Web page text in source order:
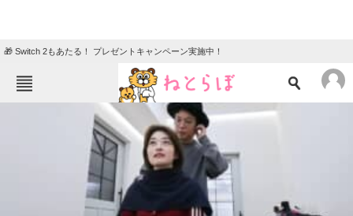
🎁 Switch 2もあたる！ プレゼントキャンペーン実施中！
ねとらぼメニュー
ニュース
クイズ